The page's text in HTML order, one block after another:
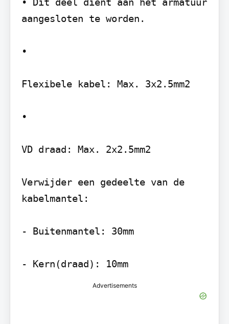
aangesloten te worden.
•
Flexibele kabel: Max. 3x2.5mm2
•
VD draad: Max. 2x2.5mm2
Verwijder een gedeelte van de
kabelmantel:
- Buitenmantel: 30mm
- Kern(draad): 10mm
Advertisements